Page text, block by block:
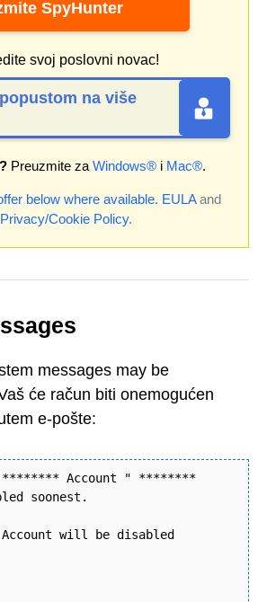
SpyHunter
svoj poslovni novac!
na više
Preuzmite za Windows®i Mac®.
below where available. EULAand
Privacy/Cookie Policy.
messages may be
će račun biti onemogućen
e-pošte:
******** Account " ********
soonest.
will be disabled